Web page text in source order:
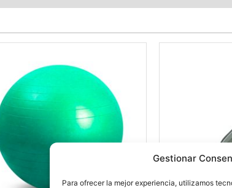
Gestionar
Para ofrecer la mejor experiencia, utilizamos